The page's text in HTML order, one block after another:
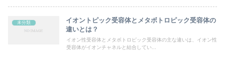
未分類
イオントピック受容体とメタボトロピック受容体の
違いとは？
イオン性受容体とメタボトロピック受容体の主な違いは、イオン性
受容体がイオンチャネルと結合してい...